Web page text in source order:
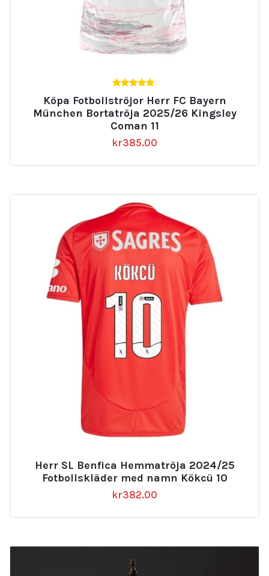
av 5
Köpa Fotbollströjor Herr FC Bayern
München Bortatröja 2025/26 Kingsley
Coman 11
kr385.00
Herr SL Benfica Hemmatröja 2024/25
Fotbollskläder med namn Kökcü 10
kr382.00